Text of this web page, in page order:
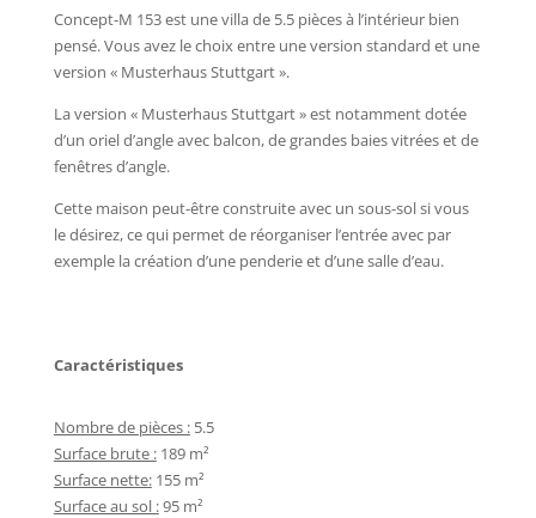
Concept-M 153 est une villa de 5.5 pièces à l’intérieur bien
pensé. Vous avez le choix entre une version standard et une
version « Musterhaus Stuttgart ».
La version « Musterhaus Stuttgart » est notamment dotée
d’un oriel d’angle avec balcon, de grandes baies vitrées et de
fenêtres d’angle.
Cette maison peut-être construite avec un sous-sol si vous
le désirez, ce qui permet de réorganiser l’entrée avec par
exemple la création d’une penderie et d’une salle d’eau.
Caractéristiques
Nombre de pièces :5.5
Surface brute :189 m²
Surface nette:155 m²
Surface au sol :95 m²